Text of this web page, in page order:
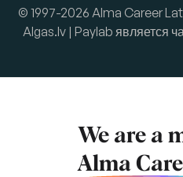
© 1997-2026 Alma Career
Algas.lv | Paylab является
We are a
Alma